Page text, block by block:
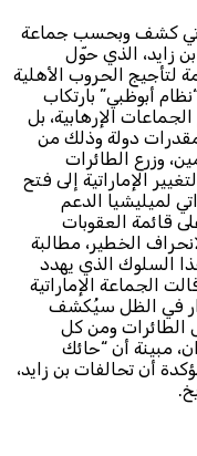
كشف وبحسب جماعة
زايد، الذي حوّل
الحروب الأهلية
أبوظبي” بارتكاب
الإرهابية، بل
دولة وذلك من
الطائرات
الإماراتية إلى فتح
الدعم
قائمة العقوبات
الخطير، مطالبة
السلوك الذي يهدد
الإماراتية
في الظل سيُكشف
ومن كل
مبينة أن “حائك
أن تحالفات بن زايد،